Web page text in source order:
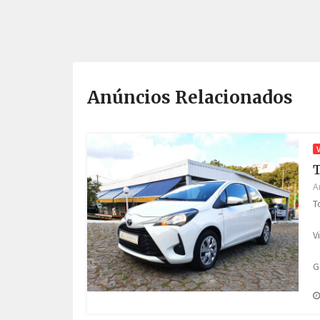
Anúncios Relacionados